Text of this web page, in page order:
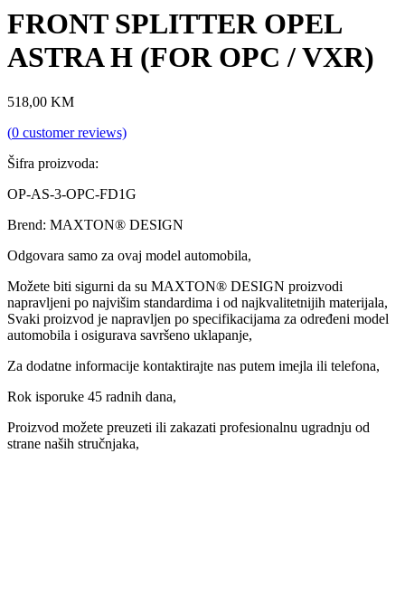
FRONT SPLITTER OPEL
ASTRA H (FOR OPC / VXR)
518,00 KM
(0 customer reviews)
Šifra proizvoda:
OP-AS-3-OPC-FD1G
Brend: MAXTON® DESIGN
Odgovara samo za ovaj model automobila,
Možete biti sigurni da su MAXTON® DESIGN proizvodi
napravljeni po najvišim standardima i od najkvalitetnijih materijala,
Svaki proizvod je napravljen po specifikacijama za određeni model
automobila i osigurava savršeno uklapanje,
Za dodatne informacije kontaktirajte nas putem imejla ili telefona,
Rok isporuke 45 radnih dana,
Proizvod možete preuzeti ili zakazati profesionalnu ugradnju od
strane naših stručnjaka,